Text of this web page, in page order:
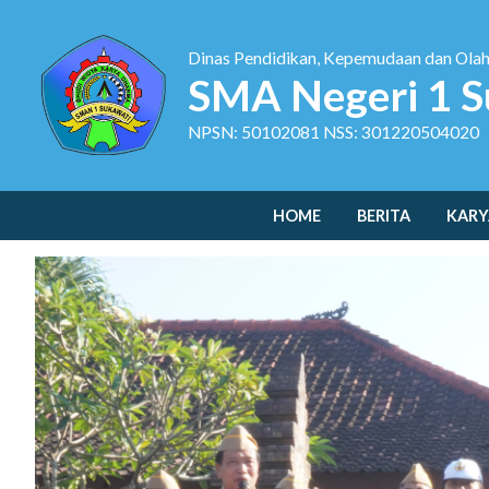
Dinas Pendidikan, Kepemudaan dan
SMA Negeri 1
NPSN: 50102081 NSS: 301220504020
HOME BERITA